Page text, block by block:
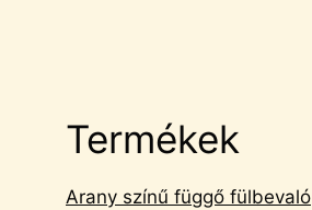
Termékek
Arany színű függő fülbevaló